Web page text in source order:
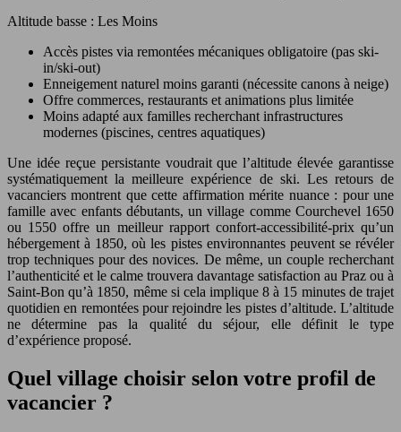
Altitude basse : Les Moins
Accès pistes via remontées mécaniques obligatoire (pas ski-
in/ski-out)
Enneigement naturel moins garanti (nécessite canons à neige)
Offre commerces, restaurants et animations plus limitée
Moins adapté aux familles recherchant infrastructures
modernes (piscines, centres aquatiques)
Une idée reçue persistante voudrait que l’altitude élevée garantisse
systématiquement la meilleure expérience de ski. Les retours de
vacanciers montrent que cette affirmation mérite nuance : pour une
famille avec enfants débutants, un village comme Courchevel 1650
ou 1550 offre un meilleur rapport confort-accessibilité-prix qu’un
hébergement à 1850, où les pistes environnantes peuvent se révéler
trop techniques pour des novices. De même, un couple recherchant
l’authenticité et le calme trouvera davantage satisfaction au Praz ou à
Saint-Bon qu’à 1850, même si cela implique 8 à 15 minutes de trajet
quotidien en remontées pour rejoindre les pistes d’altitude. L’altitude
ne détermine pas la qualité du séjour, elle définit le type
d’expérience proposé.
Quel village choisir selon votre profil de
vacancier ?